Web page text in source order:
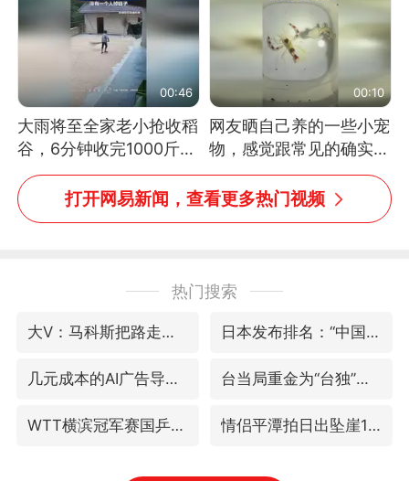
00:46
大雨将至全家老小抢收稻
谷，6分钟收完1000斤，
没有一个人掉链子
00:10
网友晒自己养的一些小宠
物，感觉跟常见的确实有
些不一样
打开网易新闻，查看更多热门视频
热门搜索
大V：马科斯把路走绝了 日本发布排名：“中国第一，美日德韩英法居后”
几元成本的AI广告导致千万市值蒸发 台当局重金为“台独”织“皇帝新衣”
WTT横滨冠军赛国乒女单三将晋级四强 情侣平潭拍日出坠崖1死1伤